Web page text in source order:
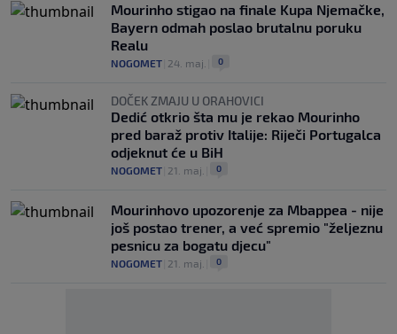
Mourinho stigao na finale Kupa Njemačke,
Bayern odmah poslao brutalnu poruku
Realu
NOGOMET 24. maj. 0
DOČEK ZMAJU U ORAHOVICI
Dedić otkrio šta mu je rekao Mourinho
pred baraž protiv Italije: Riječi Portugalca
odjeknut će u BiH
NOGOMET 21. maj. 0
Mourinhovo upozorenje za Mbappea - nije
još postao trener, a već spremio "željeznu
pesnicu za bogatu djecu"
NOGOMET 21. maj. 0